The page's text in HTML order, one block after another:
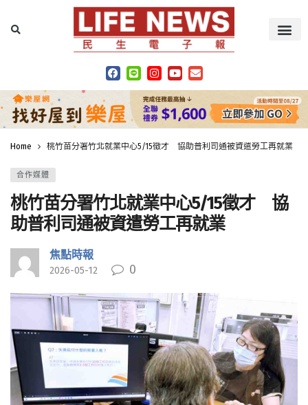
Home 桃竹苗分署竹北就業中心5/15徵才 協助普利司通被資遣勞工再就業
合作媒體
桃竹苗分署竹北就業中心5/15徵才 協
助普利司通被資遣勞工再就業
焦點時報
2026-05-12 0